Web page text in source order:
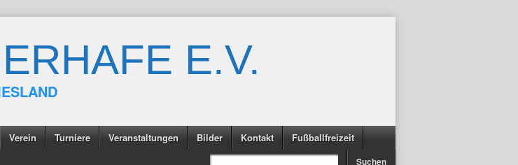
E.V.
Verein Turniere Veranstaltungen Bilder Kontakt Fußballfreizeit